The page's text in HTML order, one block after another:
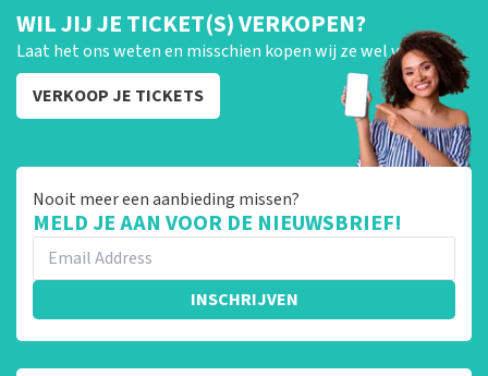
WIL JIJ JE TICKET(S) VERKOPEN?
Laat het ons weten en misschien kopen wij ze wel van je!
VERKOOP JE TICKETS
Nooit meer een aanbieding missen?
MELD JE AAN VOOR DE NIEUWSBRIEF!
INSCHRIJVEN